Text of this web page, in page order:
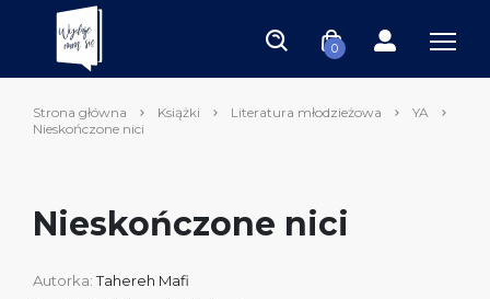
0
Strona główna Książki Literatura młodzieżowa
YA
Nieskończone nici
Nieskończone nici
Autorka:Tahereh Mafi